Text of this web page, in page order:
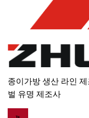
종이가방 생산 라인
벌 유명 제조사